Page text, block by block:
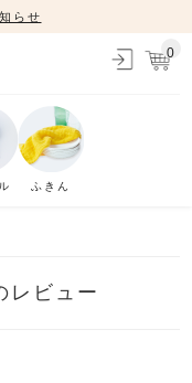
らせ
0
ふきん
レビュー